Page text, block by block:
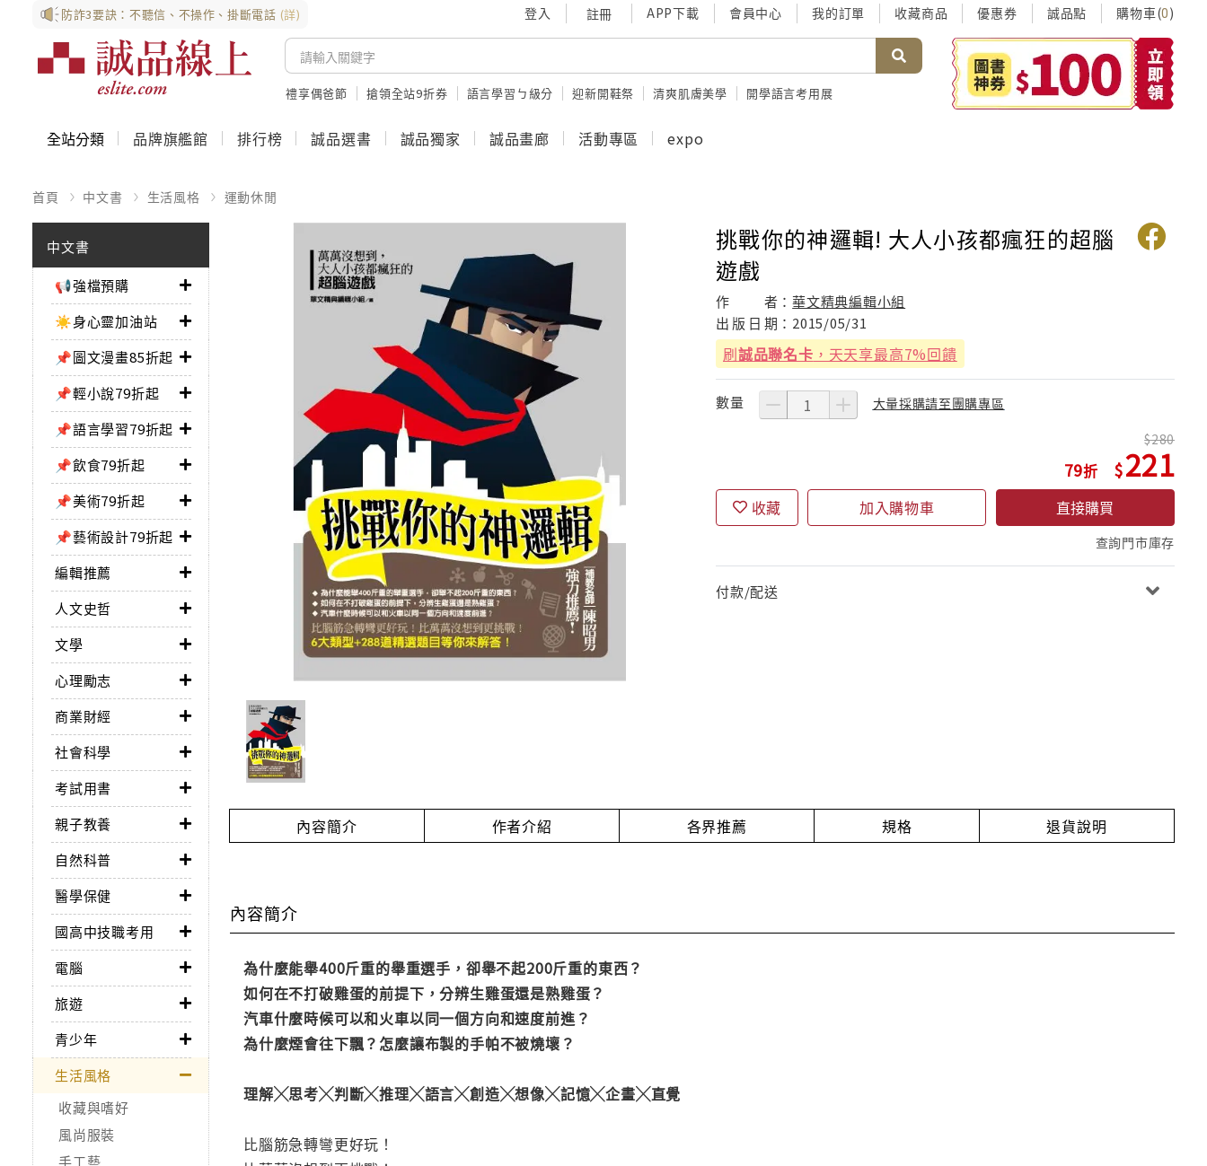
防詐3要訣：不聽信、不操作、掛斷電話 (詳) 登入 註冊 APP下載 會員中心 我的訂單 收藏商品 優惠券 誠品點 購物車(0)
禮享偶爸節 搶領全站9折券 語言學習ㄅ級分 迎新開鞋祭 清爽肌膚美學 開學語言考用展
全站分類 品牌旗艦館 排行榜 誠品選書 誠品獨家 誠品畫廊 活動專區 expo
首頁 中文書 生活風格 運動休閒
中文書
📢強檔預購
☀️身心靈加油站
📌圖文漫畫85折起
📌輕小說79折起
📌語言學習79折起
📌飲食79折起
📌美術79折起
📌藝術設計79折起
編輯推薦
人文史哲
文學
心理勵志
商業財經
社會科學
考試用書
親子教養
自然科普
醫學保健
國高中技職考用
電腦
旅遊
青少年
生活風格
收藏與嗜好
風尚服裝
手工藝
挑戰你的神邏輯! 大人小孩都瘋狂的超腦
遊戲
作 者：華文精典編輯小組
出 版 日 期： 2015/05/31
刷誠品聯名卡 ，天天享最高7%回饋
數量 大量採購請至團購專區
79
280
221
收藏 加入購物車 直接購買
查詢門市庫存
付款/配送
內容簡介 作者介紹 各界推薦 規格 退貨說明
內容簡介
為什麼能舉400斤重的舉重選手，卻舉不起200斤重的東西？
如何在不打破雞蛋的前提下，分辨生雞蛋還是熟雞蛋？
汽車什麼時候可以和火車以同一個方向和速度前進？
為什麼煙會往下飄？怎麼讓布製的手帕不被燒壞？
理解╳思考╳判斷╳推理╳語言╳創造╳想像╳記憶╳企畫╳直覺
比腦筋急轉彎更好玩！